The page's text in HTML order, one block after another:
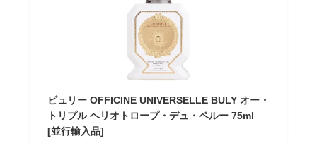
ビュリー OFFICINE UNIVERSELLE BULY オー・
トリプル ヘリオトロープ・デュ・ペルー 75ml
[並行輸入品]